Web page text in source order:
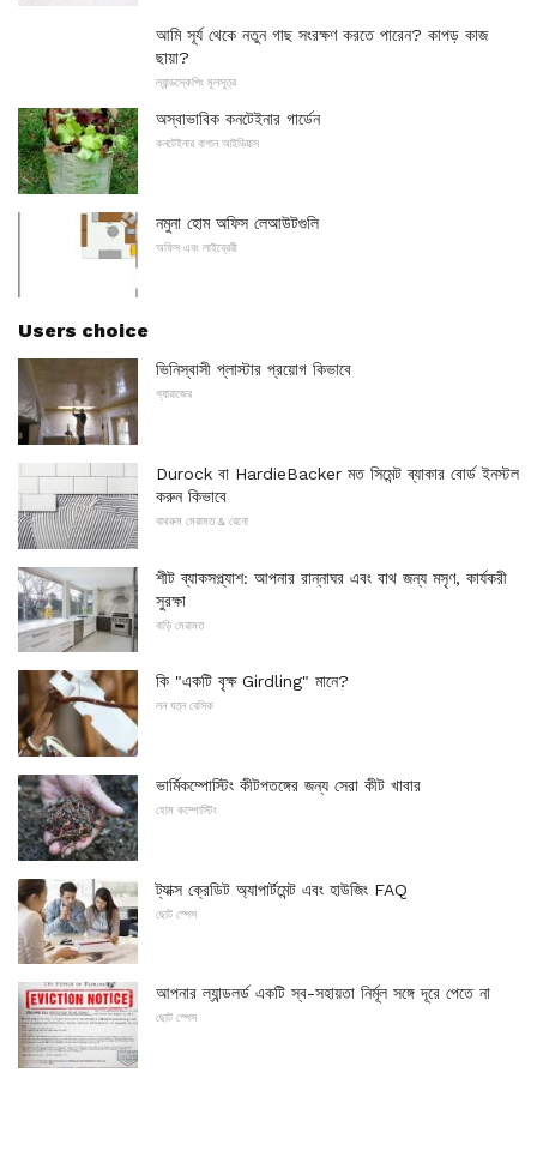
আমি সূর্য থেকে নতুন গাছ সংরক্ষণ করতে পারেন? কাপড় কাজ
ছায়া?
ল্যান্ডস্কেপিং মূলসূত্র
অস্বাভাবিক কনটেইনার গার্ডেন
কনটেইনার বাগান আইডিয়াস
নমুনা হোম অফিস লেআউটগুলি
অফিস এবং লাইব্রেরী
Users choice
ভিনিস্বাসী প্লাস্টার প্রয়োগ কিভাবে
গ্যারাজের
Durock বা HardieBacker মত সিমেন্ট ব্যাকার বোর্ড ইনস্টল
করুন কিভাবে
বাথরুম মেরামত & রেনো
শীট ব্যাকসপ্ল্যাশ: আপনার রান্নাঘর এবং বাথ জন্য মসৃণ, কার্যকরী
সুরক্ষা
বাড়ি মেরামত
কি "একটি বৃক্ষ Girdling" মানে?
লন যত্ন বেসিক
ভার্মিকম্পোস্টিং কীটপতঙ্গের জন্য সেরা কীট খাবার
হোম কম্পোস্টিং
ট্যাক্স ক্রেডিট অ্যাপার্টমেন্ট এবং হাউজিং FAQ
ছোট স্পেস
আপনার ল্যান্ডলর্ড একটি স্ব-সহায়তা নির্মূল সঙ্গে দূরে পেতে না
ছোট স্পেস